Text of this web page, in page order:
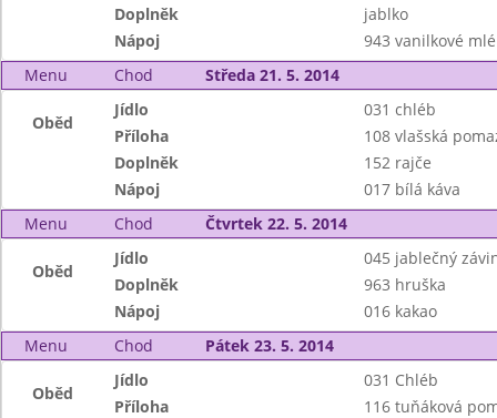
Doplněk
jablko
Nápoj
943 vanilkové
Menu
Chod Středa 21. 5. 2014
Oběd
Jídlo
031 chléb
Příloha
108 vlašská
Doplněk
152 rajče
Nápoj
017 bílá káva
Menu
Chod Čtvrtek 22. 5. 2014
Oběd
Jídlo
045 jablečný
Doplněk
963 hruška
Nápoj
016 kakao
Menu
Chod Pátek 23. 5. 2014
Oběd
Jídlo
031 Chléb
Příloha
116 tuňáková